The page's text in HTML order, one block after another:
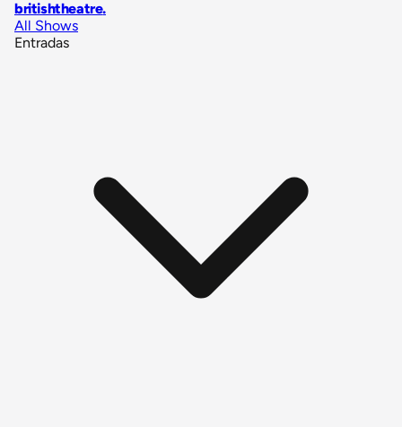
britishtheatre.
All Shows
Entradas